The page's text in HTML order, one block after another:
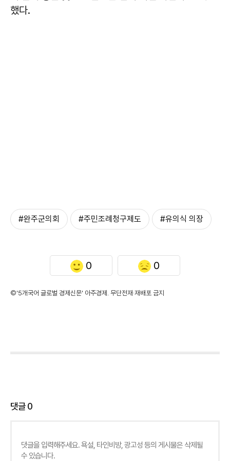
했다.
#완주군의회 #주민조례청구제도 #유의식 의장
0 0
©'5개국어 글로벌 경제신문' 아주경제. 무단전재·재배포 금지
댓글0